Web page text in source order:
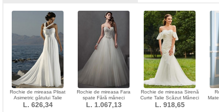
Rochie de mireasa Plisat
Asimetric gâtului Talie
imperiu Bandaj
L. 626,34
Rochie de mireasa Fara
spate Fără mâneci
Lungimea podelei Talie
naturale
L. 1.067,13
Rochie de mireasa Sirenă
Curte Talie Scăzut Mâneci
scurte Tul
L. 918,65